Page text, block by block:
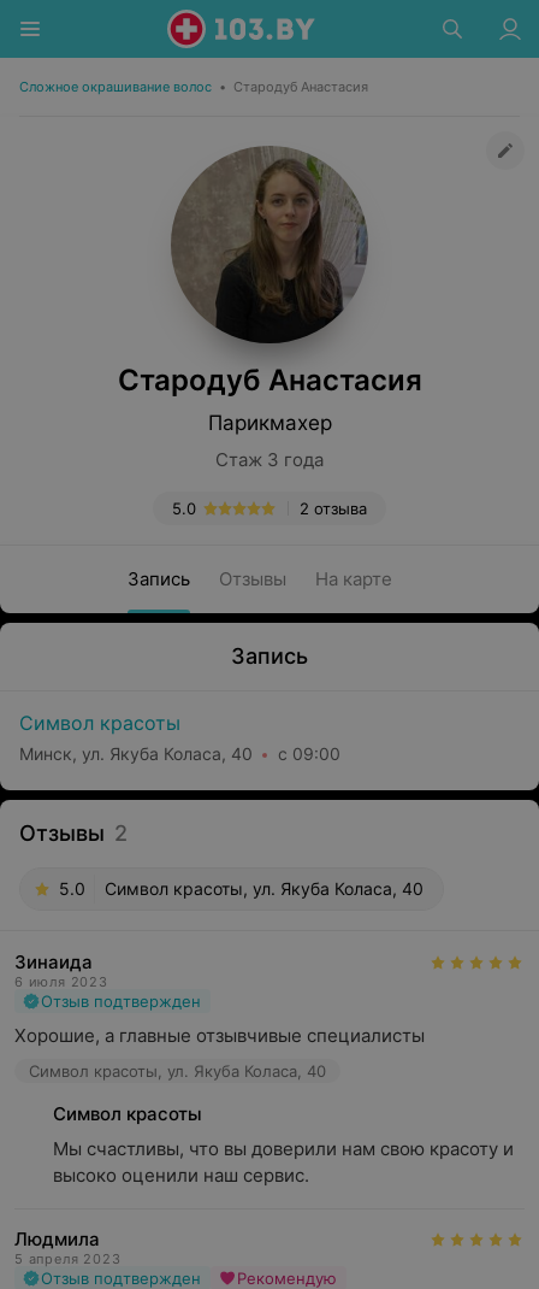
Сложное окрашивание волос • Стародуб Анастасия
Стародуб Анастасия
Парикмахер
Стаж 3 года
2 отзыва
5.0
Запись Отзывы На карте
Запись
Символ красоты
Минск, ул. Якуба Коласа, 40 с 09:00
Отзывы 2
5.0 Символ красоты, ул. Якуба Коласа, 40
Зинаида
6 июля 2023
Отзыв подтвержден
Хорошие, а главные отзывчивые специалисты
Символ красоты, ул. Якуба Коласа, 40
Символ красоты
Мы счастливы, что вы доверили нам свою красоту и
высоко оценили наш сервис.
Людмила
5 апреля 2023
Отзыв подтвержден Рекомендую